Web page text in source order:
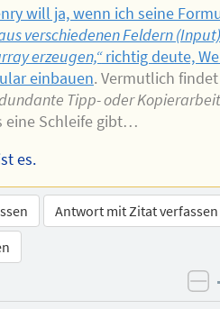
will ja, wenn ich seine
verschiedenen Feldern
erzeugen,“richtig deute,
einbauen. Vermutlich
Tipp- oder
eine Schleife gibt…
es.
Antwort mit Zitat verfassen